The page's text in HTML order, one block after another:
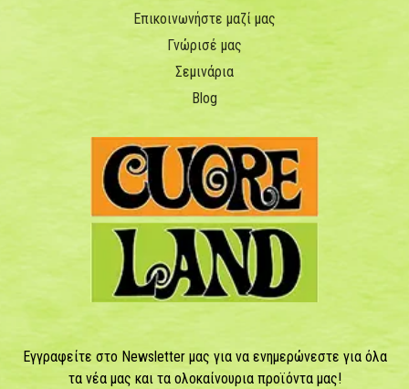
Επικοινωνήστε μαζί μας
Γνώρισέ μας
Σεμινάρια
Blog
Εγγραφείτε στο Newsletter μας για να ενημερώνεστε για όλα
τα νέα μας και τα ολοκαίνουρια προϊόντα μας!